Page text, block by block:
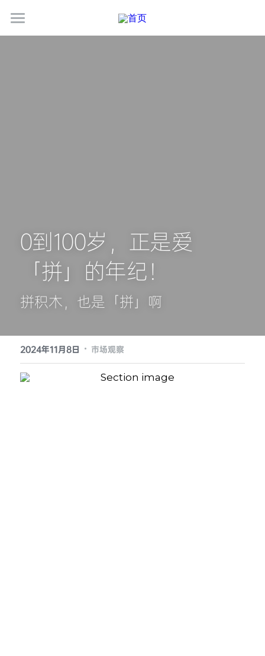
关于古德
e.g. English
marketing@goodgifts.com.cn
提供技术支持
0到100岁，正是爱
「拼」的年纪！
拼积木，也是「拼」啊
2024年11月8日 · 市场观察